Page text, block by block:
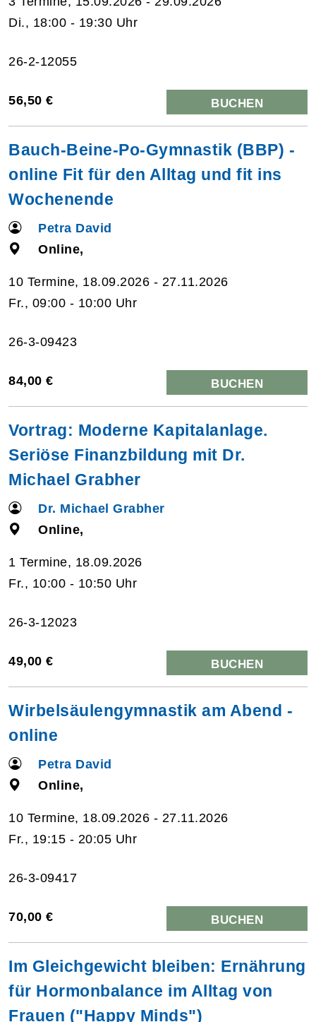
Di., 18:00 - 19:30 Uhr
26-2-12055
56,50 € BUCHEN
Bauch-Beine-Po-Gymnastik (BBP) -
online Fit für den Alltag und fit ins
Wochenende
Petra David
Online,
10 Termine, 18.09.2026 - 27.11.2026
Fr., 09:00 - 10:00 Uhr
26-3-09423
84,00 € BUCHEN
Vortrag: Moderne Kapitalanlage.
Seriöse Finanzbildung mit Dr.
Michael Grabher
Dr. Michael Grabher
Online,
1 Termine, 18.09.2026
Fr., 10:00 - 10:50 Uhr
26-3-12023
49,00 € BUCHEN
Wirbelsäulengymnastik am Abend -
online
Petra David
Online,
10 Termine, 18.09.2026 - 27.11.2026
Fr., 19:15 - 20:05 Uhr
26-3-09417
70,00 € BUCHEN
Im Gleichgewicht bleiben: Ernährung
für Hormonbalance im Alltag von
Frauen ("Happy Minds")